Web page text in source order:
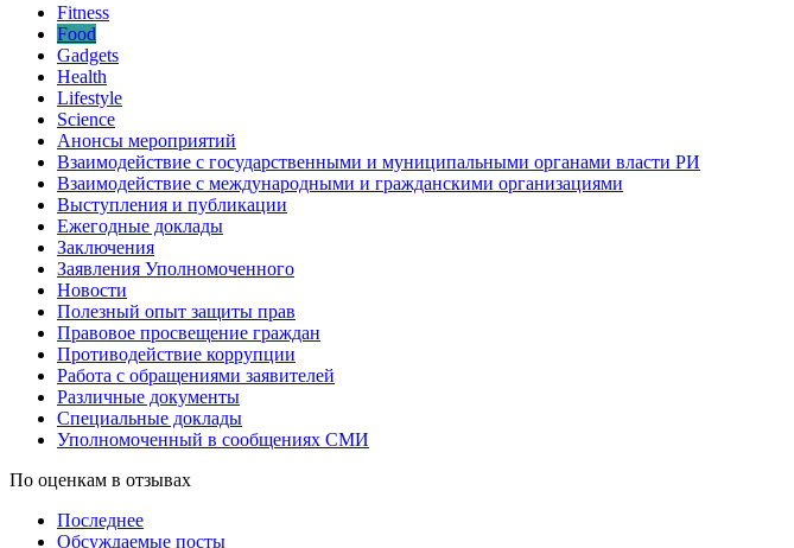
Fitness
Food
Gadgets
Health
Lifestyle
Science
Анонсы мероприятий
Взаимодействие с государственными и муниципальными органами власти РИ
Взаимодействие с международными и гражданскими организациями
Выступления и публикации
Ежегодные доклады
Заключения
Заявления Уполномоченного
Новости
Полезный опыт защиты прав
Правовое просвещение граждан
Противодействие коррупции
Работа с обращениями заявителей
Различные документы
Специальные доклады
Уполномоченный в сообщениях СМИ
По оценкам в отзывах
Последнее
Обсуждаемые посты